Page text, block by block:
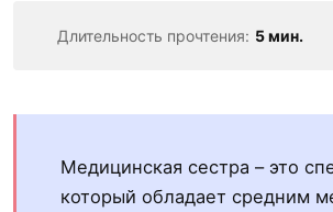
Длительность прочтения: 5 мин.
Медицинская сестра – это
который обладает средним